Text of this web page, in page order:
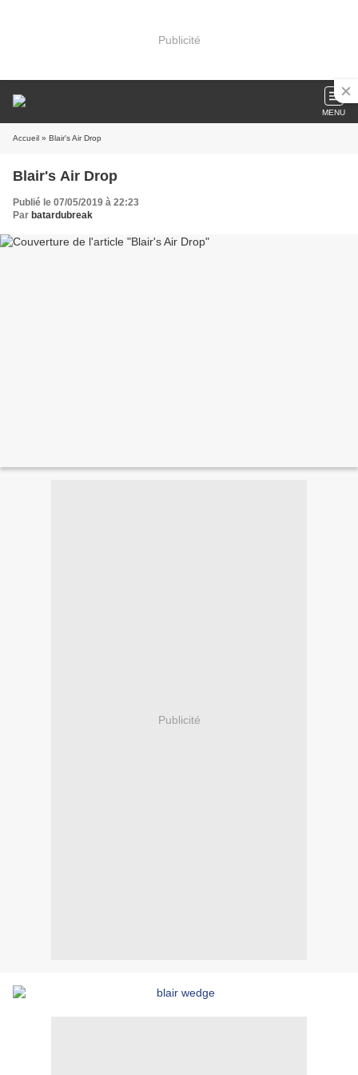
Publicité
MENU
Accueil » Blair's Air Drop
Blair's Air Drop
Publié le 07/05/2019 à 22:23
Par batardubreak
Publicité